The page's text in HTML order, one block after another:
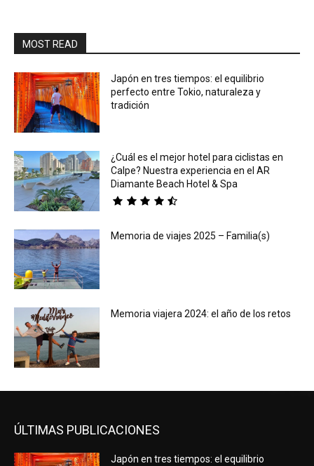
MOST READ
Japón en tres tiempos: el equilibrio
perfecto entre Tokio, naturaleza y
tradición
¿Cuál es el mejor hotel para ciclistas en
Calpe? Nuestra experiencia en el AR
Diamante Beach Hotel & Spa
Memoria de viajes 2025 – Familia(s)
Memoria viajera 2024: el año de los retos
ÚLTIMAS PUBLICACIONES
Japón en tres tiempos: el equilibrio